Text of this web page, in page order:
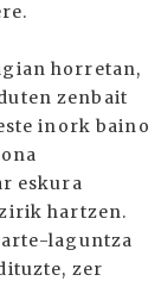
horretan,
zenbait
inork baino
eskura
hartzen.
laguntza
zer